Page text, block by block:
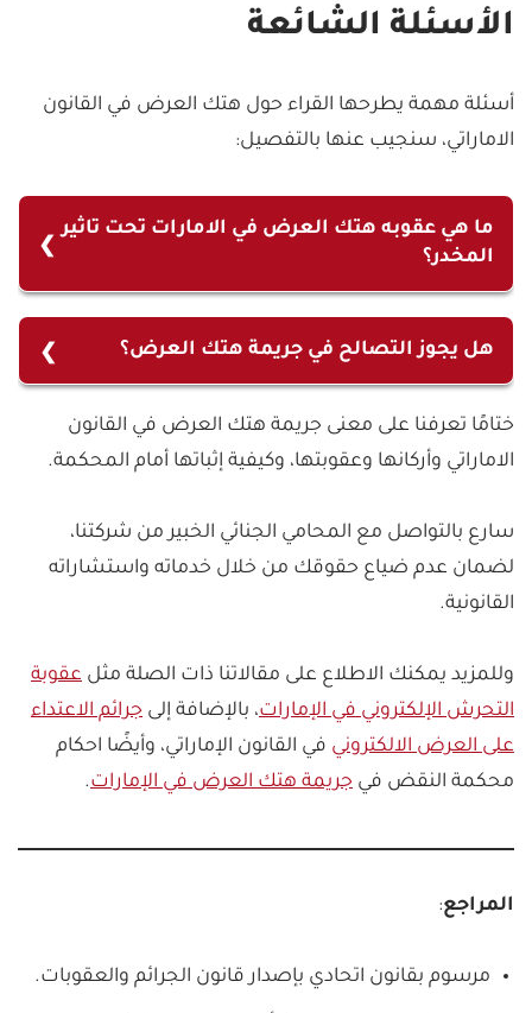
الأسئلة الشائعة
أسئلة مهمة يطرحها القراء حول هتك العرض في القانون
الاماراتي، سنجيب عنها بالتفصيل:
ما هي عقوبه هتك العرض في الامارات تحت تاثير
المخدر؟
تناوله الجاني باختياره وعلمه، هي عقوبة الجريمة التامة،
أما إذا تناولها عمدًا بغية ارتكاب الجريمة، شددت
العقوبة. وأسباب البراءة في هتك العرض ارتكاب
الجريمة تحت تأثير مواد مخدرة تناولها رغمًا عنه أو بغير
والإرادة وقت الجريمة، خففت العقوبة.
هل يجوز التصالح في جريمة هتك العرض؟
المجني عليه عن حقه في إيقاع العقوبة بحق المجرم،
يبقى الحق العام للمجتمع على المجرم لما لهذه
على المجتمع ككل واحتمال تكرار فعله على الآخرين.
ختامًا تعرفنا على معنى جريمة هتك العرض في القانون
الاماراتي وأركانها وعقوبتها، وكيفية إثباتها أمام المحكمة.
سارع بالتواصل مع المحامي الجنائي الخبير من شركتنا،
لضمان عدم ضياع حقوقك من خلال خدماته واستشاراته
القانونية.
وللمزيد يمكنك الاطلاع على مقالاتنا ذات الصلة مثل عقوبة
التحرش الإلكتروني في الإمارات، بالإضافة إلى جرائم الاعتداء
على العرض الالكتروني في القانون الإماراتي، وأيضًا احكام
محكمة النقض في جريمة هتك العرض في الإمارات.
المراجع:
مرسوم بقانون اتحادي بإصدار قانون الجرائم والعقوبات.